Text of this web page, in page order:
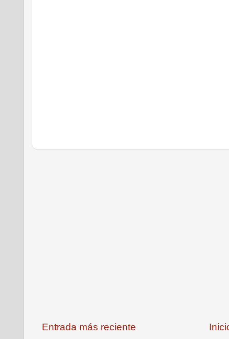
Entrada más reciente